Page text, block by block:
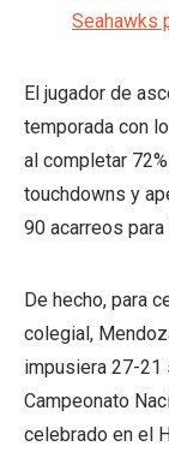
Seahawks
El jugador de
temporada con
al completar
touchdowns y
90 acarreos
De hecho, para
colegial,
impusiera 27-21
Campeonato
celebrado en el